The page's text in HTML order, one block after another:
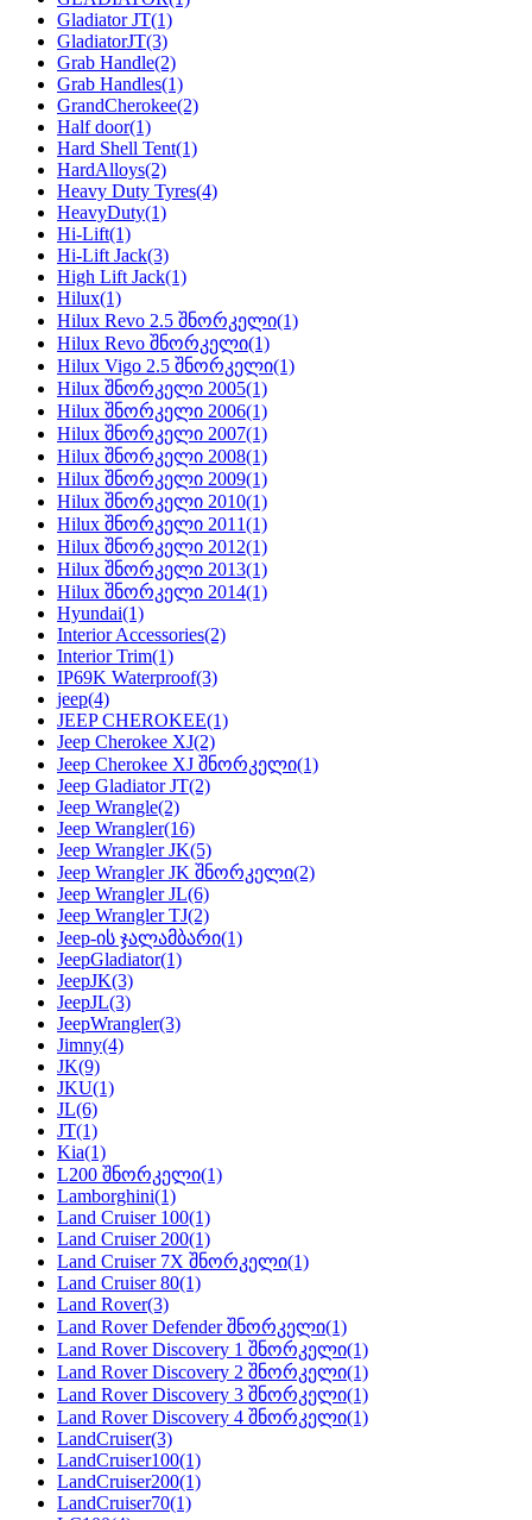
Gladiator JT(1)
GladiatorJT(3)
Grab Handle(2)
Grab Handles(1)
GrandCherokee(2)
Half door(1)
Hard Shell Tent(1)
HardAlloys(2)
Heavy Duty Tyres(4)
HeavyDuty(1)
Hi-Lift(1)
Hi-Lift Jack(3)
High Lift Jack(1)
Hilux(1)
Hilux Revo 2.5 შნორკელი(1)
Hilux Revo შნორკელი(1)
Hilux Vigo 2.5 შნორკელი(1)
Hilux შნორკელი 2005(1)
Hilux შნორკელი 2006(1)
Hilux შნორკელი 2007(1)
Hilux შნორკელი 2008(1)
Hilux შნორკელი 2009(1)
Hilux შნორკელი 2010(1)
Hilux შნორკელი 2011(1)
Hilux შნორკელი 2012(1)
Hilux შნორკელი 2013(1)
Hilux შნორკელი 2014(1)
Hyundai(1)
Interior Accessories(2)
Interior Trim(1)
IP69K Waterproof(3)
jeep(4)
JEEP CHEROKEE(1)
Jeep Cherokee XJ(2)
Jeep Cherokee XJ შნორკელი(1)
Jeep Gladiator JT(2)
Jeep Wrangle(2)
Jeep Wrangler(16)
Jeep Wrangler JK(5)
Jeep Wrangler JK შნორკელი(2)
Jeep Wrangler JL(6)
Jeep Wrangler TJ(2)
Jeep-ის ჯალამბარი(1)
JeepGladiator(1)
JeepJK(3)
JeepJL(3)
JeepWrangler(3)
Jimny(4)
JK(9)
JKU(1)
JL(6)
JT(1)
Kia(1)
L200 შნორკელი(1)
Lamborghini(1)
Land Cruiser 100(1)
Land Cruiser 200(1)
Land Cruiser 7X შნორკელი(1)
Land Cruiser 80(1)
Land Rover(3)
Land Rover Defender შნორკელი(1)
Land Rover Discovery 1 შნორკელი(1)
Land Rover Discovery 2 შნორკელი(1)
Land Rover Discovery 3 შნორკელი(1)
Land Rover Discovery 4 შნორკელი(1)
LandCruiser(3)
LandCruiser100(1)
LandCruiser200(1)
LandCruiser70(1)